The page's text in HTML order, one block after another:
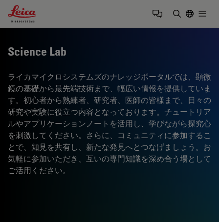
Leica Microsystems Logo
Science Lab
ライカマイクロシステムズのナレッジポータルでは、顕微
鏡の基礎から最先端技術まで、幅広い情報を提供していま
す。初心者から熟練者、研究者、医師の皆様まで、日々の
研究や実験に役立つ内容となっております。チュートリア
ルやアプリケーションノートを活用し、学びながら探究心
を刺激してください。さらに、コミュニティに参加するこ
とで、知見を共有し、新たな発見へとつなげましょう。お
気軽に参加いただき、互いの専門知識を深め合う場として
ご活用ください。